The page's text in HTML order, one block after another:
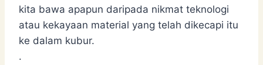
kita bawa apapun daripada nikmat teknologi
atau kekayaan material yang telah dikecapi itu
ke dalam kubur.
.